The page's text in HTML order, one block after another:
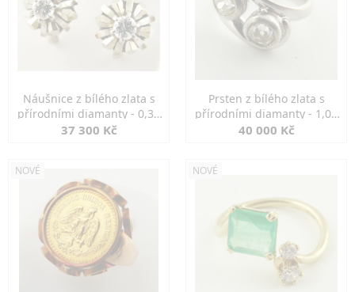
Náušnice z bílého zlata s
přírodními diamanty - 0,30
ct
37 300 Kč
Prsten z bílého zlata s
přírodními diamanty - 1,00
ct
40 000 Kč
NOVÉ NOVÉ